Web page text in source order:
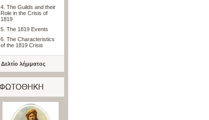
4. The Guilds and their
Role in the Crisis of
1819
5. The 1819 Events
6. The Characteristics
of the 1819 Crisis
Δελτίο λήμματος